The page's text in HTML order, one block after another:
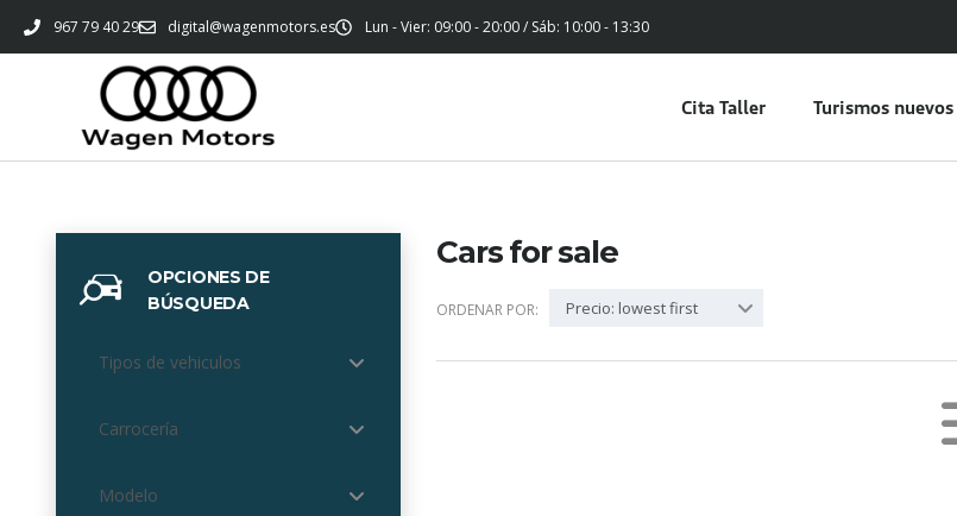
967 79 40 29 digital@wagenmotors.es Lun - Vier: 09:00 - 20:00 / Sáb: 10:00 - 13:30
Cita Taller Turismos nuevos
OPCIONES DE
BÚSQUEDA
Tipos de vehiculos
Carrocería
Modelo
Cars for sale
ORDENAR POR: Precio: lowest first